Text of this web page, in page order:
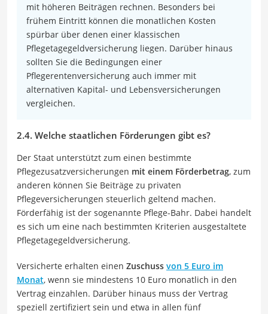
mit höheren Beiträgen rechnen. Besonders bei
frühem Eintritt können die monatlichen Kosten
spürbar über denen einer klassischen
Pflegetagegeldversicherung liegen. Darüber hinaus
sollten Sie die Bedingungen einer
Pflegerentenversicherung auch immer mit
alternativen Kapital- und Lebensversicherungen
vergleichen.
2.4. Welche staatlichen Förderungen gibt es?
Der Staat unterstützt zum einen bestimmte
Pflegezusatzversicherungen mit einem Förderbetrag, zum
anderen können Sie Beiträge zu privaten
Pflegeversicherungen steuerlich geltend machen.
Förderfähig ist der sogenannte Pflege-Bahr. Dabei handelt
es sich um eine nach bestimmten Kriterien ausgestaltete
Pflegetagegeldversicherung.
Versicherte erhalten einen Zuschuss von 5 Euro im
Monat, wenn sie mindestens 10 Euro monatlich in den
Vertrag einzahlen. Darüber hinaus muss der Vertrag
speziell zertifiziert sein und etwa in allen fünf